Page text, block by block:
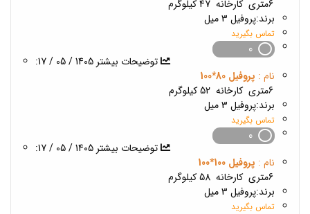
6متری
کارخانه 47 کیلوگرم
برند:پروفیل 3 میل
تماس بگیرید
:توضیحات بیشتر
نام : پروفیل 80*100
6متری
کارخانه 52 کیلوگرم
برند:پروفیل 3 میل
تماس بگیرید
:توضیحات بیشتر
نام : پروفیل 100*100
6متری
کارخانه 58 کیلوگرم
برند:پروفیل 3 میل
تماس بگیرید